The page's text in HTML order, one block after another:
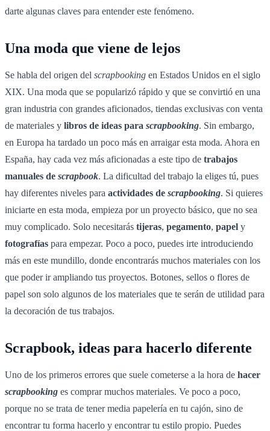
darte algunas claves para entender este fenómeno.
Una moda que viene de lejos
Se habla del origen del scrapbooking en Estados Unidos en el siglo
XIX. Una moda que se popularizó rápido y que se convirtió en una
gran industria con grandes aficionados, tiendas exclusivas con venta
de materiales y libros de ideas para scrapbooking. Sin embargo,
en Europa ha tardado un poco más en arraigar esta moda. Ahora en
España, hay cada vez más aficionadas a este tipo de trabajos
manuales de scrapbook. La dificultad del trabajo la eliges tú, pues
hay diferentes niveles para actividades de scrapbooking. Si quieres
iniciarte en esta moda, empieza por un proyecto básico, que no sea
muy complicado. Solo necesitarás tijeras, pegamento, papel y
fotografías para empezar. Poco a poco, puedes irte introduciendo
más en este mundillo, donde encontrarás muchos materiales con los
que poder ir ampliando tus proyectos. Botones, sellos o flores de
papel son solo algunos de los materiales que te serán de utilidad para
la decoración de tus trabajos.
Scrapbook, ideas para hacerlo diferente
Uno de los primeros errores que suele cometerse a la hora de hacer
scrapbooking es comprar muchos materiales. Ve poco a poco,
porque no se trata de tener media papelería en tu cajón, sino de
encontrar tu forma hacerlo y encontrar tu estilo propio. Puedes